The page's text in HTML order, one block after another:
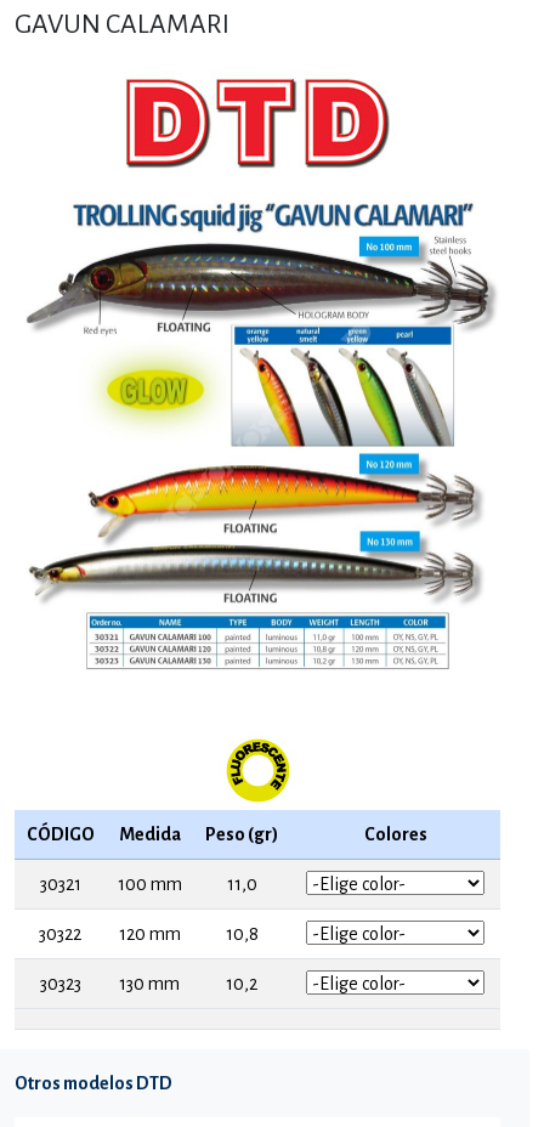
GAVUN CALAMARI
CÓDIGO Medida Peso (gr) Colores
30321 100 mm 11,0
30322 120 mm 10,8
30323 130 mm 10,2
Otros modelos DTD